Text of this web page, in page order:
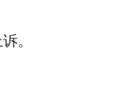
。